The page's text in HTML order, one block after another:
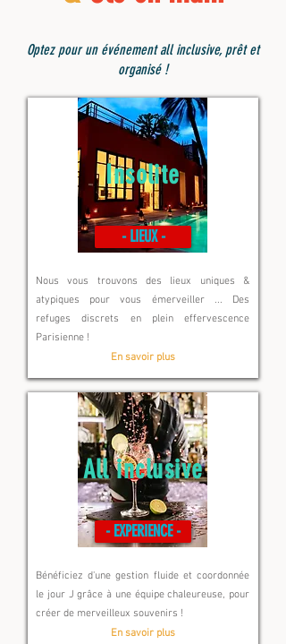
Optez pour un événement all inclusive, prêt et
organisé !
- LIEUX -
Insolite
Nous vous trouvons des lieux uniques &
atypiques pour vous émerveiller ... Des
refuges discrets en plein effervescence
Parisienne !
En savoir plus
- EXPERIENCE -
All inclusive
Bénéficiez d'une gestion fluide et coordonnée
le jour J grâce à une équipe chaleureuse, pour
créer de merveilleux souvenirs !
En savoir plus